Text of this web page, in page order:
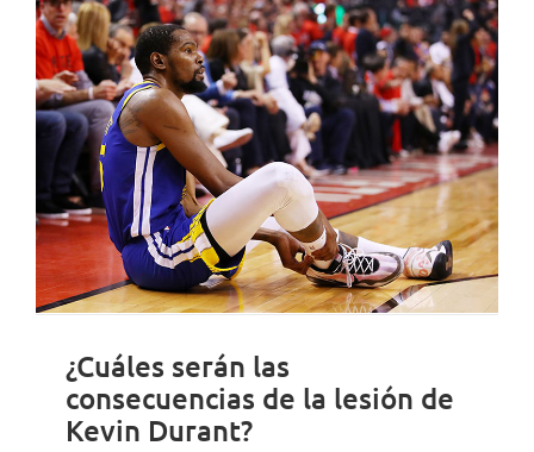
¿Cuáles serán las
consecuencias de la lesión de
Kevin Durant?